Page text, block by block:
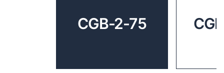
CGB-2-75